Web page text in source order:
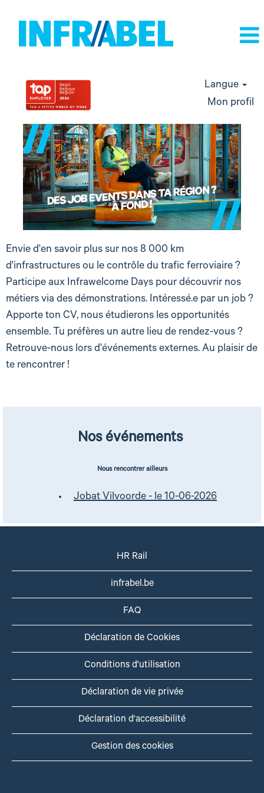
Langue
Mon profil
Envie d'en savoir plus sur nos 8 000 km
d'infrastructures ou le contrôle du trafic ferroviaire ?
Participe aux Infrawelcome Days pour découvrir nos
métiers via des démonstrations. Intéressé.e par un job ?
Apporte ton CV, nous étudierons les opportunités
ensemble. Tu préfères un autre lieu de rendez-vous ?
Retrouve-nous lors d'événements externes. Au plaisir de
te rencontrer !
Nos événements
Nous rencontrer ailleurs
Jobat Vilvoorde - le 10-06-2026
HR Rail
infrabel.be
FAQ
Déclaration de Cookies
Conditions d'utilisation
Déclaration de vie privée
Déclaration d'accessibilité
Gestion des cookies